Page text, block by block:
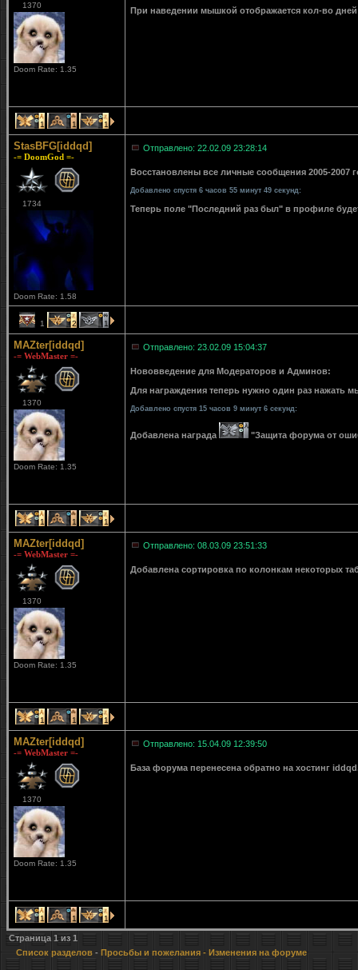
1370
Doom Rate: 1.35
При наведении мышкой отображается кол-во
1 1 1
StasBFG[iddqd]
-= DoomGod =-
1734
Doom Rate: 1.58
Отправлено: 22.02.09 23:28:14
Восстановлены все личные сообщения 2005-2007
Добавлено спустя 6 часов 55 минут 49 секунд:
Теперь поле "Последний раз был" в профиле
1 2 1
MAZter[iddqd]
-= WebMaster =-
1370
Doom Rate: 1.35
Отправлено: 23.02.09 15:04:37
Нововведение для Модераторов и Админов:
Для награждения теперь нужно один раз нажать
Добавлено спустя 15 часов 9 минут 6 секунд:
Добавлена награда "Защита форума от
1 1 1
MAZter[iddqd]
-= WebMaster =-
1370
Doom Rate: 1.35
Отправлено: 08.03.09 23:51:33
Добавлена сортировка по колонкам некоторых
1 1 1
MAZter[iddqd]
-= WebMaster =-
1370
Doom Rate: 1.35
Отправлено: 15.04.09 12:39:50
База форума перенесена обратно на хостинг
1 1 1
Страница 1из 1
Список разделов - Просьбы и пожелания - Изменения на форуме